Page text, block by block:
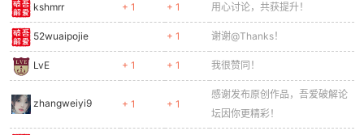
kshmrr + 1 + 1 用心讨论，共获提升！
52wuaipojie + 1 谢谢@Thanks！
LvE + 1 + 1 我很赞同！
zhangweiyi9 + 1 + 1
感谢发布原创作品，吾爱破解论
坛因你更精彩！